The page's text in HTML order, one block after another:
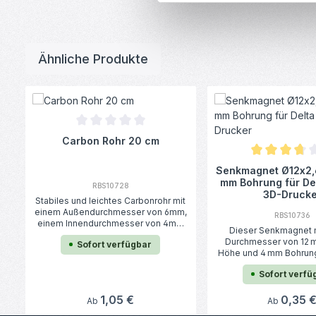
Ähnliche Produkte
Produktgalerie überspringen
Durchschnittliche Bewertung von 0 von 5 Sternen
Carbon Rohr 20 cm
RBS10728
Stabiles und leichtes Carbonrohr mit
einem Außendurchmesser von 6mm,
einem Innendurchmesser von 4mm
und 20 cm Länge. Ideal zum bauen
von Verstärkungen und Anlenkungen
im RC-Modellbau oder als
vertragen Temperaturen von bis zu
200 °C ohne sich zu verziehen. Die
Sofort verfügbar
Regulärer Preis:
Ab 1,05 €
Senkmagnet
mm Bohrung für
3D-
RBS10736
Dieser Senkmagnet
Durchmesser von 12
Höhe und 4 mm
geeignet für den
magnetischen
Delta-Kossel-3D-
Kombination mit
Gewindestiften
Sofort
Regulärer
Ab 0,35 €